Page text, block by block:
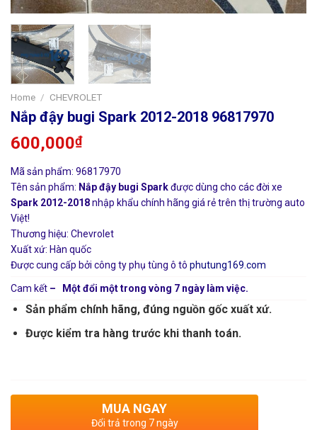
Home / CHEVROLET
Nắp đậy bugi Spark 2012-2018 96817970
600,000₫
Mã sản phẩm: 96817970
Tên sản phẩm: Nắp đậy bugi Sparkđược dùng cho các đời xe
Spark 2012-2018nhập khẩu chính hãng giá rẻ trên thị trường auto
Việt!
Thương hiệu: Chevrolet
Xuất xứ: Hàn quốc
Được cung cấp bởi công ty phụ tùng ô tô phutung169.com
Cam kết – Một đổi một trong vòng 7 ngày làm việc.
Sản phẩm chính hãng, đúng nguồn gốc xuất xứ.
Được kiểm tra hàng trước khi thanh toán.
MUA NGAY
Đổi trả trong 7 ngày